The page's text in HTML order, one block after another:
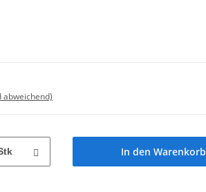
abweichend)
In den Warenkorb